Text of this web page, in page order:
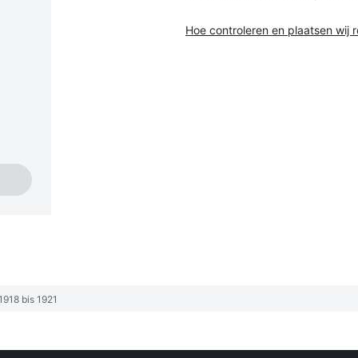
Hoe controleren en plaatsen wij
bis 1921